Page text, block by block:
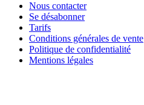
Nous contacter
Se désabonner
Tarifs
Conditions générales de vente
Politique de confidentialité
Mentions légales